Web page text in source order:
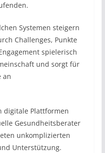
Systemen steigern
Challenges, Punkte
spielerisch
und sorgt für
an
digitale Plattformen
Gesundheitsberater
unkomplizierten
Unterstützung.